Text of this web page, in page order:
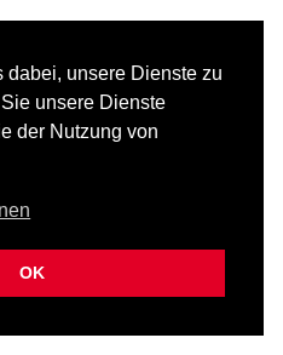
dabei, unsere Dienste zu
unsere Dienste
der Nutzung von
OK